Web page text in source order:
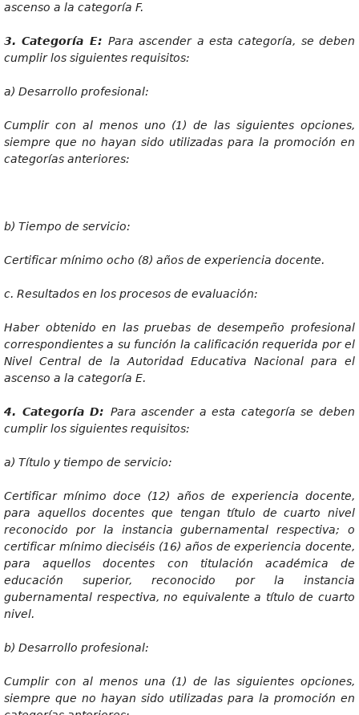
ascenso a la categoría F.
3. Categoría E: Para ascender a esta categoría, se deben
cumplir los siguientes requisitos:
a) Desarrollo profesional:
Cumplir con al menos uno (1) de las siguientes opciones,
siempre que no hayan sido utilizadas para la promoción en
categorías anteriores:
b) Tiempo de servicio:
Certificar mínimo ocho (8) años de experiencia docente.
c. Resultados en los procesos de evaluación:
Haber obtenido en las pruebas de desempeño profesional
correspondientes a su función la calificación requerida por el
Nivel Central de la Autoridad Educativa Nacional para el
ascenso a la categoría E.
4. Categoría D: Para ascender a esta categoría se deben
cumplir los siguientes requisitos:
a) Título y tiempo de servicio:
Certificar mínimo doce (12) años de experiencia docente,
para aquellos docentes que tengan título de cuarto nivel
reconocido por la instancia gubernamental respectiva; o
certificar mínimo dieciséis (16) años de experiencia docente,
para aquellos docentes con titulación académica de
educación superior, reconocido por la instancia
gubernamental respectiva, no equivalente a título de cuarto
nivel.
b) Desarrollo profesional:
Cumplir con al menos una (1) de las siguientes opciones,
siempre que no hayan sido utilizadas para la promoción en